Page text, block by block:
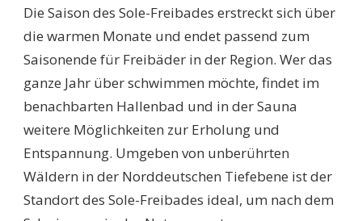
Die Saison des Sole-Freibades erstreckt sich über
die warmen Monate und endet passend zum
Saisonende für Freibäder in der Region. Wer das
ganze Jahr über schwimmen möchte, findet im
benachbarten Hallenbad und in der Sauna
weitere Möglichkeiten zur Erholung und
Entspannung. Umgeben von unberührten
Wäldern in der Norddeutschen Tiefebene ist der
Standort des Sole-Freibades ideal, um nach dem